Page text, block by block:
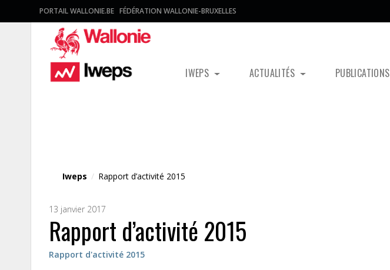
PORTAIL WALLONIE.BE FÉDÉRATION WALLONIE-BRUXELLES
IWEPS ACTUALITÉS PUBLICATIONS
Iweps / Rapport d’activité 2015
13 janvier 2017
Rapport d’activité 2015
Rapport d'activité 2015